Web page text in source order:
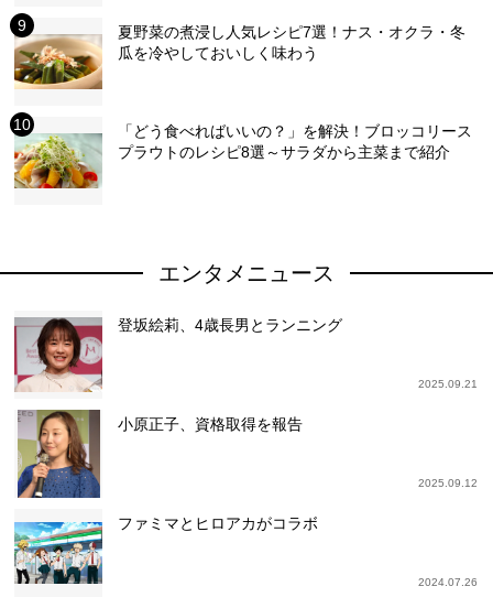
夏野菜の煮浸し人気レシピ7選！ナス・オクラ・冬
瓜を冷やしておいしく味わう
「どう食べればいいの？」を解決！ブロッコリース
プラウトのレシピ8選～サラダから主菜まで紹介
エンタメニュース
登坂絵莉、4歳長男とランニング
2025.09.21
小原正子、資格取得を報告
2025.09.12
ファミマとヒロアカがコラボ
2024.07.26